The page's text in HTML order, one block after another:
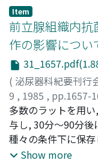
One partial
disease by
patients remained
16, 21 and 22
an active drug in
an important role
recurrent cases.
Item
前立腺組織内
作の影響につい
( 泌尿器科紀要刊行
9 , 1985 , pp.1657-
川嶋, 敏文; 宮北, 英司
KAWASHIMA,
Keishi;
多数のラットを用
与し, 30分～90分後
種々の条件下に保存
後にピークを示し
Show more